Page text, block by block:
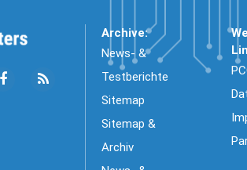
Archive:
News- &
Testberichte
Sitemap
Sitemap &
Archiv